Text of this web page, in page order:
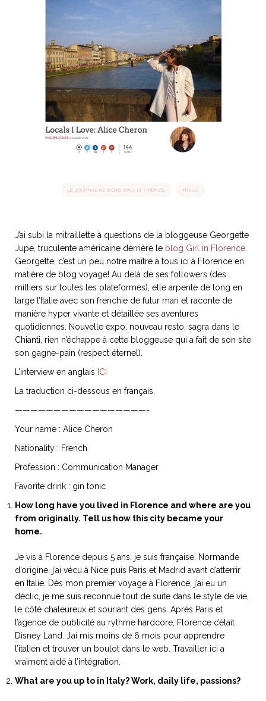
LIRE
ITALIEN
joie de vivre
SUBLIME ! LE DÉCOR ITALIEN
ARTISANAT ITALIEN
Les cuirs de
NOS ARTICLES ART ET DESIGN
Burano, la palette
de tous les
superlatifs
du
Notre palette
Virtuosa Venezia
ET FUGUEUSES
WEBSERIE
Dolce Follia
LE JOURNAL DE BORD D'ALI DI FIRENZE PRESS
J’ai subi la mitraillette à questions de la bloggeuse Georgette
Jupe, truculente américaine derrière le blog Girl in Florence
Georgette, c’est un peu notre maître à tous ici à Florence en
matière de blog voyage! Au delà de ses followers (des
milliers sur toutes les plateformes), elle arpente de long en
large l’Italie avec son frenchie de futur mari et raconte de
manière hyper vivante et détaillée ses aventures
quotidiennes. Nouvelle expo, nouveau resto, sagra dans le
Chianti, rien n’échappe à cette bloggeuse qui a fait de son site
son gagne-pain (respect éternel).
L’interview en anglais ICI
La traduction ci-dessous en français.
—————————————————-
Your name : Alice Cheron
Nationality : French
Profession : Communication Manager
Favorite drink : gin tonic
How long have you lived in Florence and where are you
from originally. Tell us how this city became your
home.
Je vis à Florence depuis 5 ans, je suis française. Normande
d’origine, j’ai vécu à Nice puis Paris et Madrid avant d’atterrir
en Italie. Dès mon premier voyage à Florence, j’ai eu un
déclic, je me suis reconnue tout de suite dans le style de vie,
le côté chaleureux et souriant des gens. Après Paris et
l’agence de publicité au rythme hardcore, Florence c’était
Disney Land. J’ai mis moins de 6 mois pour apprendre
l’italien et trouver un boulot dans le web. Travailler ici a
vraiment aidé à l’intégration.
What are you up to in Italy? Work, daily life, passions?